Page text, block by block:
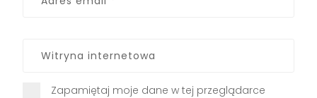
Zapamiętaj moje dane w tej przeglądarce